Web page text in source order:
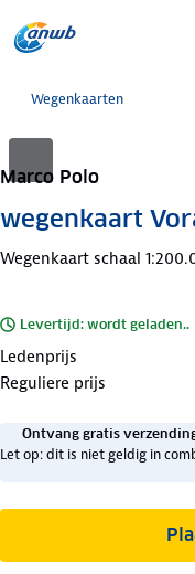
Wegenkaarten
Marco Polo
wegenkaart
Wegenkaart schaal
Levertijd: wordt geladen..
Ledenprijs
Reguliere prijs
Ontvang gratis
Let op: dit is niet geldig in